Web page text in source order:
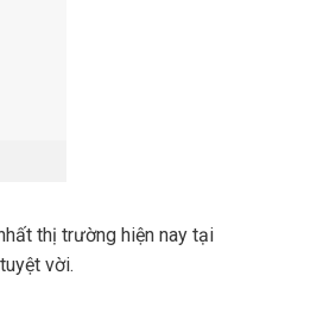
thị trường hiện nay tại
vời.